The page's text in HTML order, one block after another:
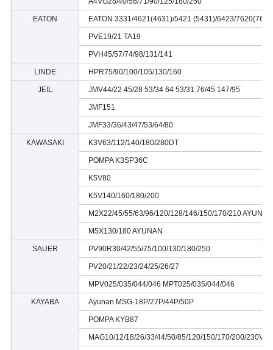
EATON EATON 3331/4621(4631)/5421 (5431)/6423/
PVE19/21 TA19
PVH45/57/74/98/131/141
LINDE HPR75/90/100/105/130/160
JEIL JMV44/22 45/28 53/34 64 53/31 76/45 147/95
JMF151
JMF33/36/43/47/53/64/80
KAWASAKI K3V63/112/140/180/280DT
POMPA K3SP36C
K5V80
K5V140/160/180/200
M2X22/45/55/63/96/120/128/146/150/170/210 AYUNAN
M5X130/180 AYUNAN
SAUER PV90R30/42/55/75/100/130/180/250
PV20/21/22/23/24/25/26/27
MPV025/035/044/046 MPT025/035/044/046
KAYABA Ayunan MSG-18P/27P/44P/50P
POMPA KYB87
MAG10/12/18/26/33/44/50/85/120/150/170/200/230VP/